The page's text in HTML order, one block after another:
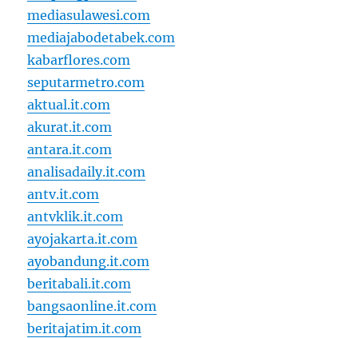
mediasulawesi.com
mediajabodetabek.com
kabarflores.com
seputarmetro.com
aktual.it.com
akurat.it.com
antara.it.com
analisadaily.it.com
antv.it.com
antvklik.it.com
ayojakarta.it.com
ayobandung.it.com
beritabali.it.com
bangsaonline.it.com
beritajatim.it.com